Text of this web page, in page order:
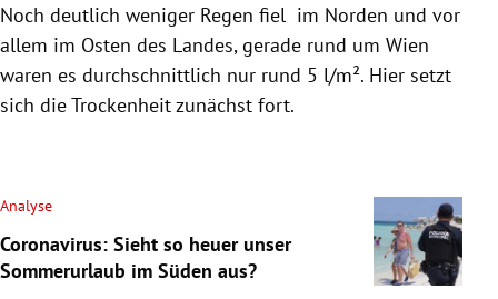
Noch deutlich weniger Regen fiel im Norden und vor
allem im Osten des Landes, gerade rund um Wien
waren es durchschnittlich nur rund 5 l/m². Hier setzt
sich die Trockenheit zunächst fort.
Analyse
Coronavirus: Sieht so heuer unser
Sommerurlaub im Süden aus?